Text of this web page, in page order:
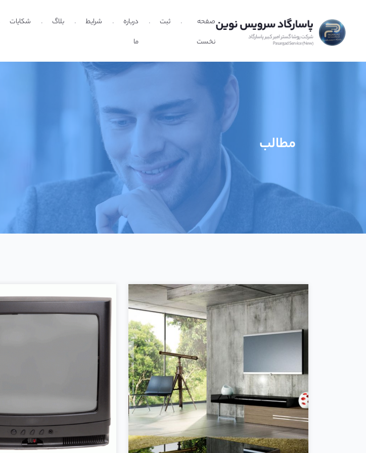
صفحه
نخست
ثبت
درباره
ما
شرایط بلاگ شکایات
مطالب